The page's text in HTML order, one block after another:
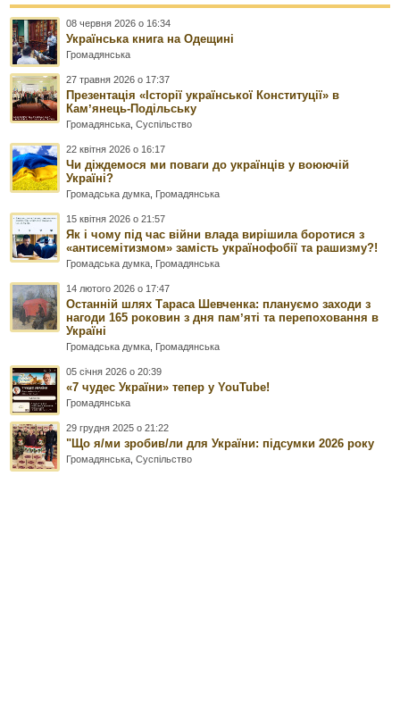
08 червня 2026 о 16:34
Українська книга на Одещині
Громадянська
27 травня 2026 о 17:37
Презентація «Історії української Конституції» в
Камʼянець-Подільську
Громадянська ,Суспільство
22 квітня 2026 о 16:17
Чи діждемося ми поваги до українців у воюючій
Україні?
Громадська думка Громадянська
15 квітня 2026 о 21:57
Як і чому під час війни влада вирішила боротися з
«антисемітизмом» замість українофобії та рашизму?!
Громадська думка Громадянська
14 лютого 2026 о 17:47
Останній шлях Тараса Шевченка: плануємо заходи з
нагоди 165 роковин з дня памʼяті та перепоховання в
Україні
Громадська думка Громадянська
05 січня 2026 о 20:39
«7 чудес України» тепер у YouTube!
Громадянська
29 грудня 2025 о 21:22
"Що я/ми зробив/ли для України: підсумки 2026 року
Громадянська ,Суспільство